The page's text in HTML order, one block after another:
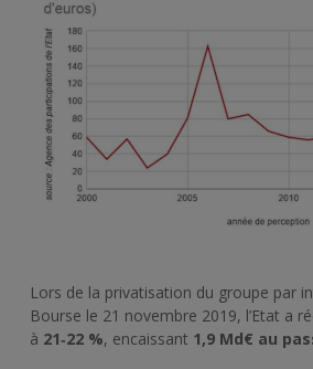
Lors de la privatisation du groupe par
Bourse le 21 novembre 2019, l’Etat a
à 21‑22 %, encaissant 1,9 Md€ au